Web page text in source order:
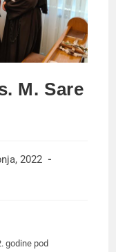
M. Sare
2022
godine pod